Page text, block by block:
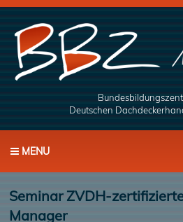
Deutschen
MENU
Seminar ZVDH-
Manager